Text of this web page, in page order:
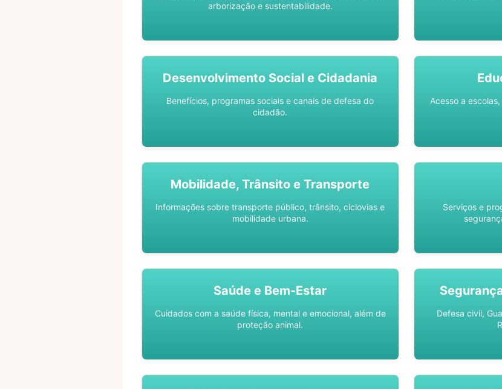
arborização e sustentabilidade.
Desenvolvimento Social e Cidadania
Benefícios, programas sociais e canais de defesa do
cidadão.
Acesso a
Mobilidade, Trânsito e Transporte
Informações sobre transporte público, trânsito, ciclovias e
mobilidade urbana.
Serviços e
Saúde e Bem-Estar
Cuidados com a saúde física, mental e emocional, além de
proteção animal.
Defesa civil,